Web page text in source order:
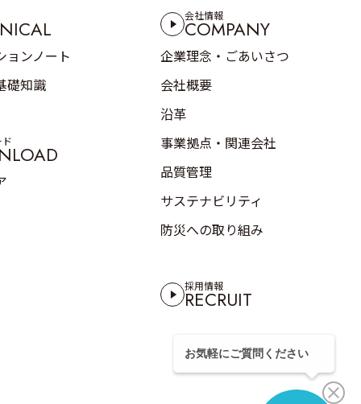
ョンノート
礎知識
会社情報
COMPANY
企業理念・ごあいさつ
会社概要
沿革
事業拠点・関連会社
品質管理
サステナビリティ
防災への取り組み
採用情報
RECRUIT